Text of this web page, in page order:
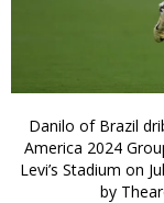
Danilo of Brazil
America 2024
Levi’s Stadium on
by